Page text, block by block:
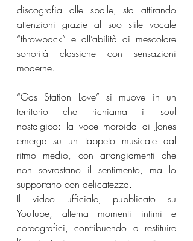
discografia alle spalle, sta attirando
attenzioni grazie al suo stile vocale
“throwback” e all’abilità di mescolare
sonorità classiche con sensazioni
moderne.
“Gas Station Love” si muove in un
territorio che richiama il soul
nostalgico: la voce morbida di Jones
emerge su un tappeto musicale dal
ritmo medio, con arrangiamenti che
non sovrastano il sentimento, ma lo
supportano con delicatezza.
Il video ufficiale, pubblicato su
YouTube, alterna momenti intimi e
coreografici, contribuendo a restituire